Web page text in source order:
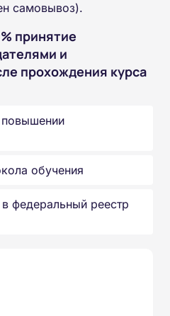
самовывоз).
принятие
и
прохождения курса
обучения
федеральный реестр